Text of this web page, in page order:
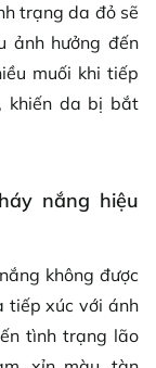
trạng da đỏ sẽ
ảnh hưởng đến
muối khi tiếp
khiến da bị bắt
nắng hiệu
không được
tiếp xúc với ánh
tình trạng lão